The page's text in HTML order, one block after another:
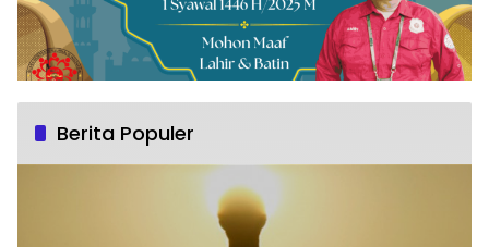
Berita Populer